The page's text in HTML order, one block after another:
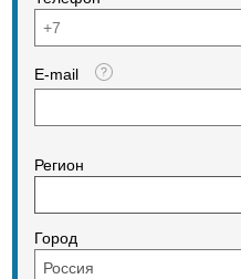
E-mail
Регион
Город